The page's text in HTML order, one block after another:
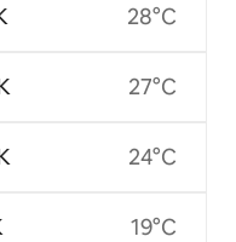
28°C
27°C
24°C
19°C